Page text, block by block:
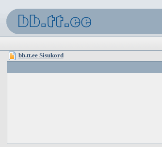
bb.tt.ee Sisukord